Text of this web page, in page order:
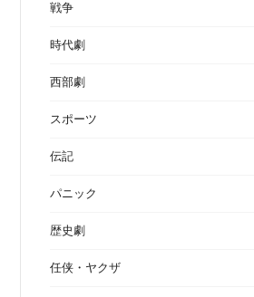
戦争
時代劇
西部劇
スポーツ
伝記
パニック
歴史劇
任侠・ヤクザ